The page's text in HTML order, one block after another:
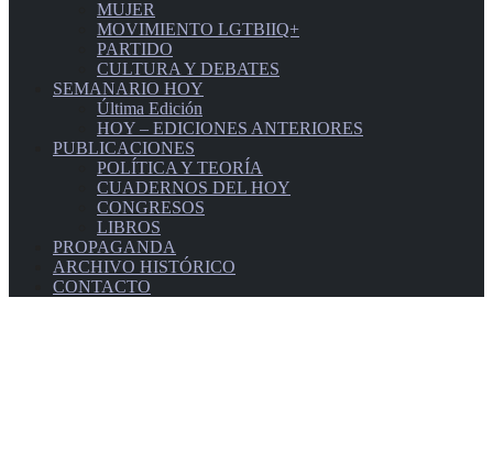
MUJER
MOVIMIENTO LGTBIIQ+
PARTIDO
CULTURA Y DEBATES
SEMANARIO HOY
Última Edición
HOY – EDICIONES ANTERIORES
PUBLICACIONES
POLÍTICA Y TEORÍA
CUADERNOS DEL HOY
CONGRESOS
LIBROS
PROPAGANDA
ARCHIVO HISTÓRICO
CONTACTO